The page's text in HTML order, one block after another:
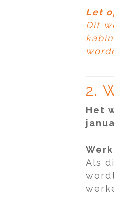
Let
Dit
2.
Het
Als